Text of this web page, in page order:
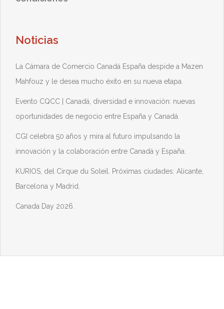
Noticias
La Cámara de Comercio Canadá España despide a Mazen
Mahfouz y le desea mucho éxito en su nueva etapa.
Evento CQCC | Canadá, diversidad e innovación: nuevas
oportunidades de negocio entre España y Canadá.
CGI celebra 50 años y mira al futuro impulsando la
innovación y la colaboración entre Canadá y España.
KURIOS, del Cirque du Soleil. Próximas ciudades: Alicante,
Barcelona y Madrid.
Canada Day 2026.